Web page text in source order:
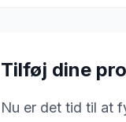
Tilføj dine
Nu er det tid til at